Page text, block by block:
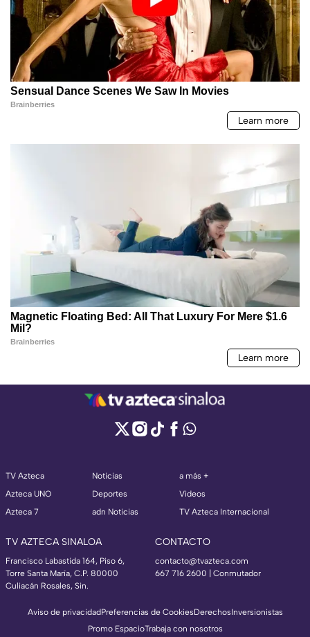
TV Azteca
Azteca UNO
Azteca 7
Noticias
Deportes
adn Noticias
a más +
Videos
TV Azteca Internacional
TV AZTECA SINALOA
Francisco Labastida 164, Piso 6,
Torre Santa María, C.P. 80000
Culiacán Rosales, Sin.
CONTACTO
contacto@tvazteca.com
667 716 2600 | Conmutador
Aviso de privacidadPreferencias de CookiesDerechosInversionistas
Promo EspacioTrabaja con nosotros